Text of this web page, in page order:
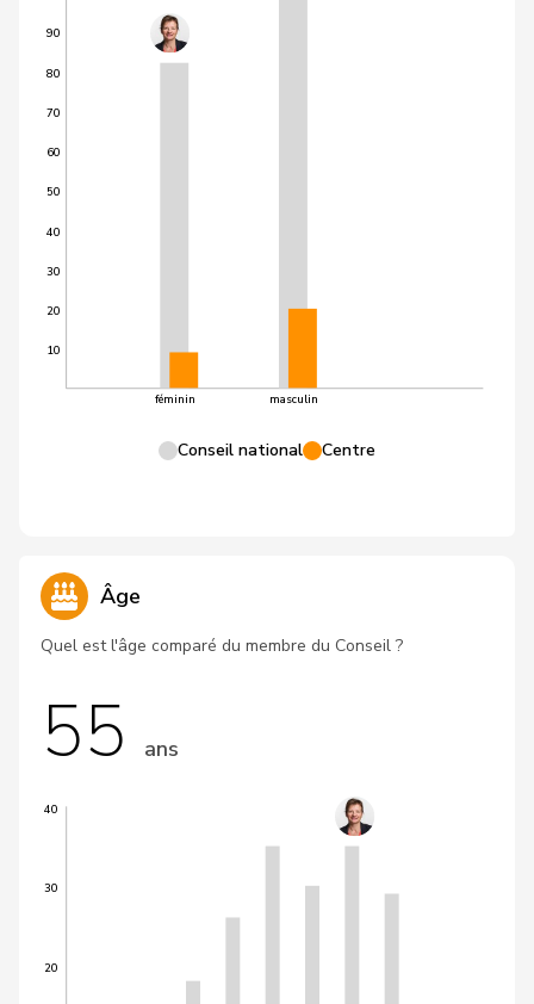
10
20
30
40
50
60
70
80
90
féminin masculin
Conseil national Centre
Âge
Quel est l'âge comparé du membre du Conseil ?
55 ans
20
30
40